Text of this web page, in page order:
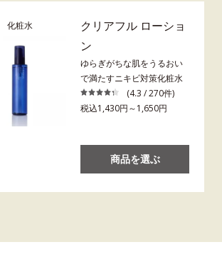
化粧水
クリアフル ローショ
ン
ゆらぎがちな肌をうるおい
で満たすニキビ対策化粧水
(4.3 / 270件)
税込1,430円～1,650円
商品を選ぶ